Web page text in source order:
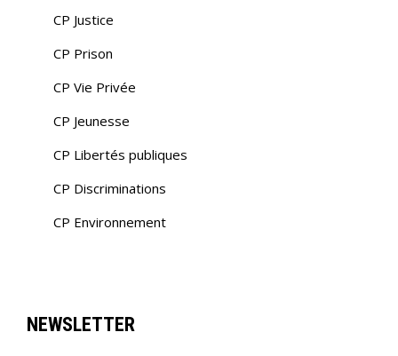
CP Justice
CP Prison
CP Vie Privée
CP Jeunesse
CP Libertés publiques
CP Discriminations
CP Environnement
NEWSLETTER